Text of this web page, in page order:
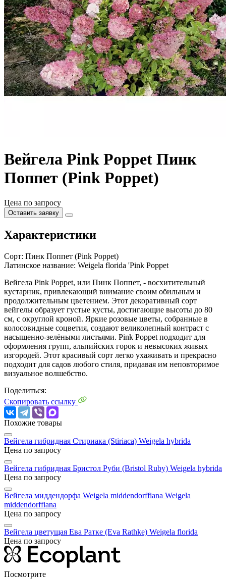
Вейгела Pink Poppet Пинк
Поппет (Pink Poppet)
Цена по запросу
Оставить заявку
Характеристики
Сорт: Пинк Поппет (Pink Poppet)
Латинское название: Weigela florida 'Pink Poppet
Вейгела Pink Poppet, или Пинк Поппет, - восхитительный
кустарник, привлекающий внимание своим обильным и
продолжительным цветением. Этот декоративный сорт
вейгелы образует густые кусты, достигающие высоты до 80
см, с округлой кроной. Яркие розовые цветы, собранные в
колосовидные соцветия, создают великолепный контраст с
насыщенно-зелёными листьями. Pink Poppet подходит для
оформления групп, альпийских горок и невысоких живых
изгородей. Этот красивый сорт легко ухаживать и прекрасно
подходит для садов любого стиля, придавая им неповторимое
визуальное волшебство.
Поделиться:
Скопировать ссылку
Похожие товары
Вейгела гибридная Стириака (Stiriaca) Weigela hybrida
Цена по запросу
Вейгела гибридная Бристол Руби (Bristol Ruby) Weigela hybrida
Цена по запросу
Вейгела миддендорфа Weigela middendorffiana Weigela
middendorffiana
Цена по запросу
Вейгела цветущая Ева Ратке (Eva Rathke) Weigela florida
Цена по запросу
Посмотрите